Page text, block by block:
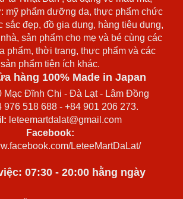
mỹ phẩm dưỡng da, thực phẩm chức
sắc đẹp, đồ gia dụng, hàng tiêu dụng,
sản phẩm cho mẹ và bé cùng các
phẩm, thời trang, thực phẩm và các
sản phẩm tiện ích khác.
hàng 100% Made in Japan
Mạc Đĩnh Chi - Đà Lạt - Lâm Đồng
976 518 688 - +84 901 206 273.
leteemartdalat@gmail.com
Facebook:
LeteeMartDaLat/
07:30 - 20:00 hằng ngày